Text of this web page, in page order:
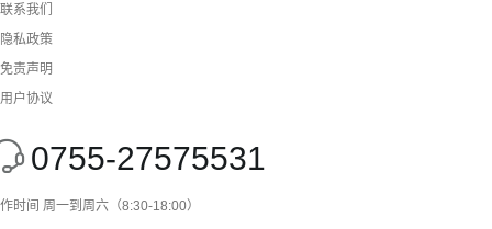
联系我们
隐私政策
免责声明
用户协议
0755-27575531
时间 周一到周六（8:30-18:00）